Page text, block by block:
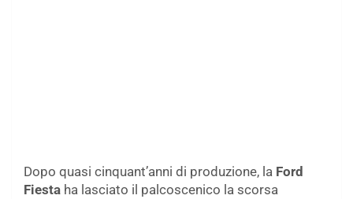
Dopo quasi cinquant’anni di produzione, la Ford
Fiesta ha lasciato il palcoscenico la scorsa